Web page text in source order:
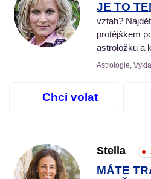
JE TO
vztah?
protějškem
astroložku a
Astrologie,
Chci volat
Stella
MÁTE